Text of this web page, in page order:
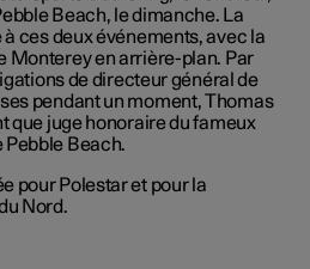
Beach, le dimanche. La
à ces deux événements, avec la
Monterey en arrière-plan. Par
de directeur général de
pendant un moment, Thomas
que juge honoraire du fameux
Beach.
pour Polestar et pour la
Nord.